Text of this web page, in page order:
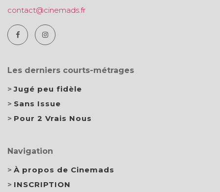
contact@cinemads.fr
Les derniers courts-métrages
Jugé peu fidèle
Sans Issue
Pour 2 Vrais Nous
Navigation
À propos de Cinemads
INSCRIPTION